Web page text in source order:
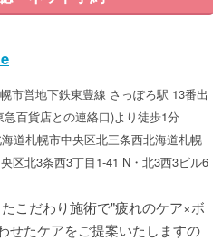
市営地下鉄東豊線 さっぽろ駅 13番出
急百貨店との連絡口)より徒歩1分
道札幌市中央区北三条西北海道札幌
区北3条西3丁目1-41 N・北3西3ビル6
こだわり施術で"疲れのケア×ボ
せたケアをご提案いたしますの